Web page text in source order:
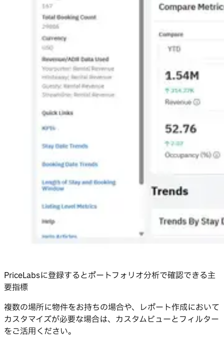
PriceLabsに登録するとポートフォリオ分析で確認できる主
要指標
複数の場所に物件をお持ちの場合や、レポート作成において
カスタマイズが必要な場合は、カスタムビューとフィルター
をご活用ください。